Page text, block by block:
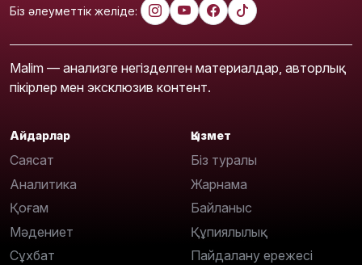
Біз әлеуметтік желіде:
Malim — анализге негізделген материалдар, авторлық
пікірлер мен эксклюзив контент.
Айдарлар
Саясат
Аналитика
Қоғам
Мәдениет
Сұхбат
Қызмет
Біз туралы
Жарнама
Байланыс
Құпиялылық
Пайдалану ережесі